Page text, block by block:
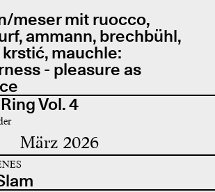
meser mit ruocco,
ammann, brechbühl,
mauchle:
- pleasure as
Vol. 4
März 2026